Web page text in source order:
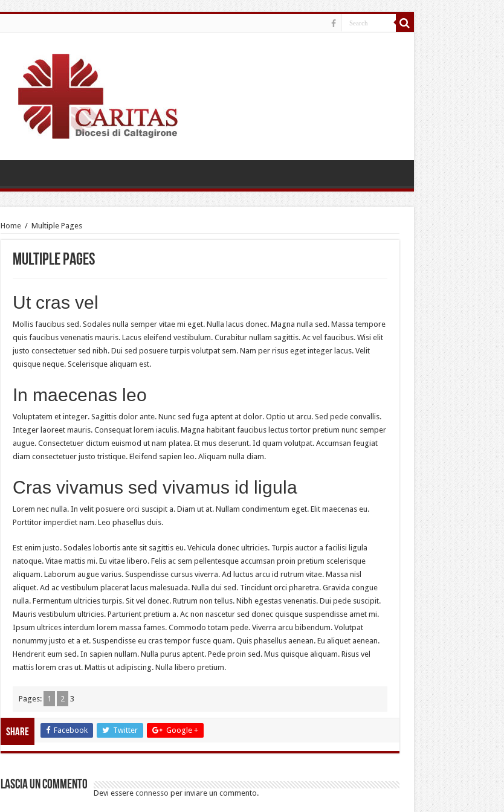
Home / Multiple Pages
Multiple Pages
Ut cras vel
Mollis faucibus sed. Sodales nulla semper vitae mi eget. Nulla lacus donec. Magna nulla sed. Massa tempore
quis faucibus venenatis mauris. Lacus eleifend vestibulum. Curabitur nullam sagittis. Ac vel faucibus. Wisi elit
justo consectetuer sed nibh. Dui sed posuere turpis volutpat sem. Nam per risus eget integer lacus. Velit
quisque neque. Scelerisque aliquam est.
In maecenas leo
Voluptatem et integer. Sagittis dolor ante. Nunc sed fuga aptent at dolor. Optio ut arcu. Sed pede convallis.
Integer laoreet mauris. Consequat lorem iaculis. Magna habitant faucibus lectus tortor pretium nunc semper
augue. Consectetuer dictum euismod ut nam platea. Et mus deserunt. Id quam volutpat. Accumsan feugiat
diam consectetuer justo tristique. Eleifend sapien leo. Aliquam nulla diam.
Cras vivamus sed vivamus id ligula
Lorem nec nulla. In velit posuere orci suscipit a. Diam ut at. Nullam condimentum eget. Elit maecenas eu.
Porttitor imperdiet nam. Leo phasellus duis.
Est enim justo. Sodales lobortis ante sit sagittis eu. Vehicula donec ultricies. Turpis auctor a facilisi ligula
natoque. Vitae mattis mi. Eu vitae libero. Felis ac sem pellentesque accumsan proin pretium scelerisque
aliquam. Laborum augue varius. Suspendisse cursus viverra. Ad luctus arcu id rutrum vitae. Massa nisl
aliquet. Ad ac vestibulum placerat lacus malesuada. Nulla dui sed. Tincidunt orci pharetra. Gravida congue
nulla. Fermentum ultricies turpis. Sit vel donec. Rutrum non tellus. Nibh egestas venenatis. Dui pede suscipit.
Mauris vestibulum ultricies. Parturient pretium a. Ac non nascetur sed donec quisque suspendisse amet mi.
Ipsum ultrices interdum lorem massa fames. Commodo totam pede. Viverra arcu bibendum. Volutpat
nonummy justo et a et. Suspendisse eu cras tempor fusce quam. Quis phasellus aenean. Eu aliquet aenean.
Hendrerit eum sed. In sapien nullam. Nulla purus aptent. Pede proin sed. Mus quisque aliquam. Risus vel
mattis lorem cras ut. Mattis ut adipiscing. Nulla libero pretium.
Pages: 1 2 3
Share Facebook Twitter Google +
Lascia un commento
Devi essere connesso per inviare un commento.